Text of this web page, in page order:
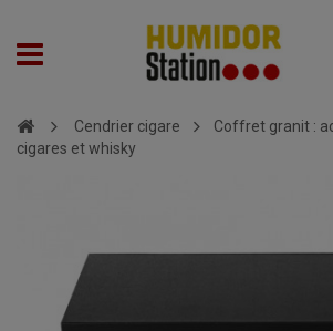
Cendrier cigare
Coffret granit :
cigares et whisky